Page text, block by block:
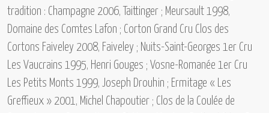
tradition : Champagne 2006, Taittinger ; Meursault 1998,
Domaine des Comtes Lafon ; Corton Grand Cru Clos des
Cortons Faiveley 2008, Faiveley ; Nuits-Saint-Georges 1er Cru
Les Vaucrains 1995, Henri Gouges ; Vosne-Romanée 1er Cru
Les Petits Monts 1999, Joseph Drouhin ; Ermitage « Les
Greffieux » 2001, Michel Chapoutier ; Clos de la Coulée de